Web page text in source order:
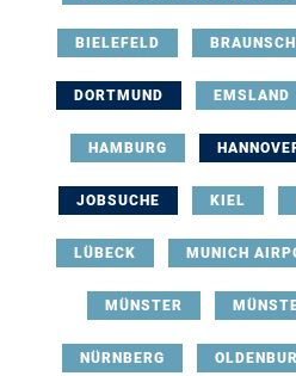
BIELEFELD
DORTMUND EMSLAND
HAMBURG
JOBSUCHE KIEL
LÜBECK MUNICH
MÜNSTER
NÜRNBERG